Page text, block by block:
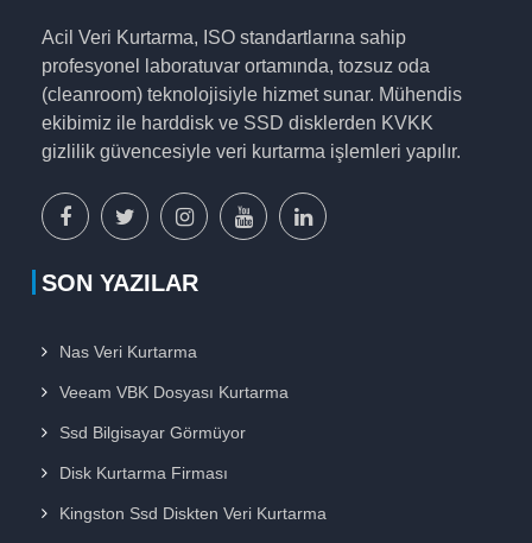
Acil Veri Kurtarma, ISO standartlarına sahip
profesyonel laboratuvar ortamında, tozsuz oda
(cleanroom) teknolojisiyle hizmet sunar. Mühendis
ekibimiz ile harddisk ve SSD disklerden KVKK
gizlilik güvencesiyle veri kurtarma işlemleri yapılır.
facebook
sayfamız
x
sayfamız
instagram
sayfamız
youtube
sayfamız
SON YAZILAR
Nas Veri Kurtarma
Veeam VBK Dosyası Kurtarma
Ssd Bilgisayar Görmüyor
Disk Kurtarma Firması
Kingston Ssd Diskten Veri Kurtarma